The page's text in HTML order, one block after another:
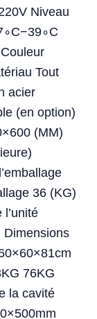
Niveau
Tout
acier
(en option)
(MM)
36 (KG)
76KG
la cavité